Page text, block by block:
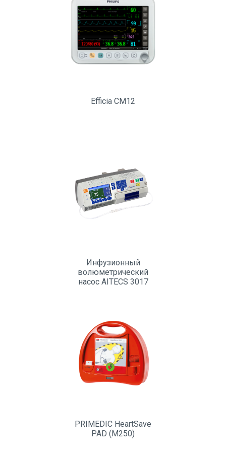
Efficia CM12
Инфузионный
волюметрический
насос AITECS 3017
PRIMEDIC HeartSave
PAD (M250)